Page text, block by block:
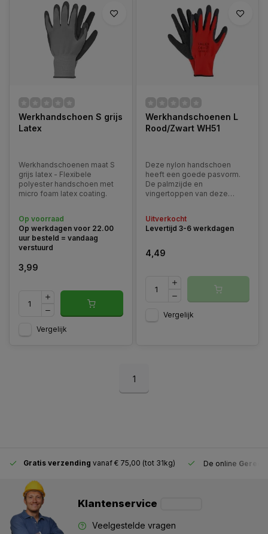
Werkhandschoen S grijs
Latex
Werkhandschoenen maat S
grijs latex - Flexibele
polyester handschoen met
micro foam latex coating.
Op voorraad
Op werkdagen voor 22.00
uur besteld = vandaag
verstuurd
3,99
Vergelijk
Werkhandschoenen L
Rood/Zwart WH51
Deze nylon handschoen
heeft een goede pasvorm.
De palmzijde en
vingertoppen van deze
goede grip zorgt.
Uitverkocht
Levertijd 3-6 werkdagen
4,49
Vergelijk
1
Gratis verzending vanaf € 75,00 (tot 31kg) De online
Klantenservice
Veelgestelde vragen